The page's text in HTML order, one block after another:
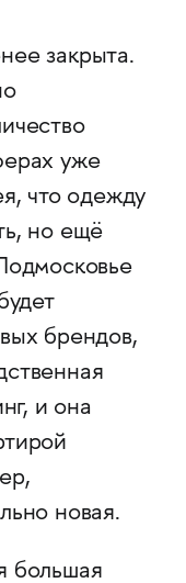
закрыта.
уже
что одежду
но ещё
брендов,
и она
новая.
большая